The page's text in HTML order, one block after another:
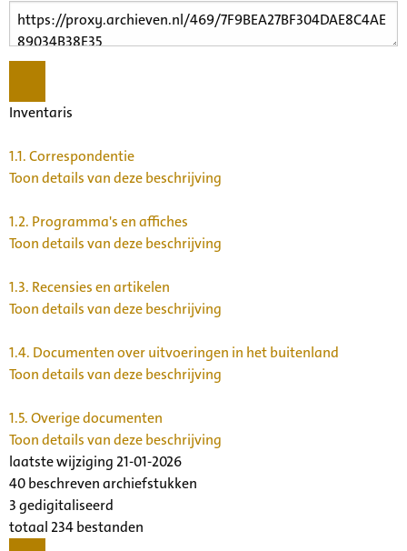
Inventaris
1.1.Correspondentie
Toon details van deze beschrijving
1.2. Programma's en affiches
Toon details van deze beschrijving
1.3. Recensies en artikelen
Toon details van deze beschrijving
1.4. Documenten over uitvoeringen in het buitenland
Toon details van deze beschrijving
1.5.Overige documenten
Toon details van deze beschrijving
laatste wijziging 21-01-2026
40 beschreven archiefstukken
3 gedigitaliseerd
totaal 234 bestanden